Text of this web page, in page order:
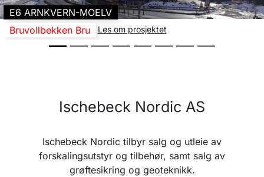
E6 ARNKVERN-MOELV
Bruvollbekken Bru
Les om prosjektet
Ischebeck Nordic AS
Ischebeck Nordic tilbyr salg og utleie av
forskalingsutstyr og tilbehør, samt salg av
grøftesikring og geoteknikk.